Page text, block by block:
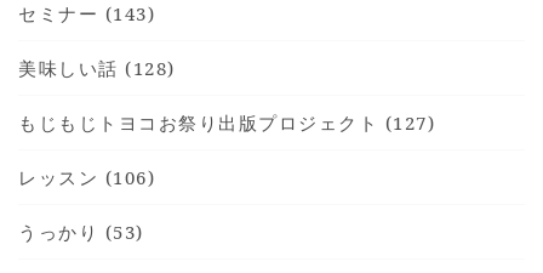
セミナー (143)
美味しい話 (128)
もじもじトヨコお祭り出版プロジェクト (127)
レッスン (106)
うっかり (53)